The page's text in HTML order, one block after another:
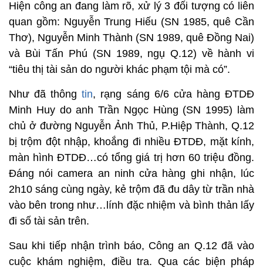
Hiện công an đang làm rõ, xử lý 3 đối tượng có liên
quan gồm: Nguyễn Trung Hiếu (SN 1985, quê Cần
Thơ), Nguyễn Minh Thành (SN 1989, quê Đồng Nai)
và Bùi Tấn Phú (SN 1989, ngụ Q.12) về hành vi
“tiêu thị tài sản do người khác phạm tội mà có”.
Như đã thôngtin, rạng sáng 6/6 cửa hàng ĐTDĐ
Minh Huy do anh Trần Ngọc Hùng (SN 1995) làm
chủ ở đường Nguyễn Ảnh Thủ, P.Hiệp Thành, Q.12
bị trộm đột nhập, khoắng đi nhiều ĐTDĐ, mặt kính,
màn hình ĐTDĐ…có tổng giá trị hơn 60 triệu đồng.
Đáng nói camera an ninh cửa hàng ghi nhận, lúc
2h10 sáng cùng ngày, kẻ trộm đã đu dây từ trần nhà
vào bên trong như…lính đặc nhiệm và bình thản lấy
đi số tài sản trên.
Sau khi tiếp nhận trình báo, Công an Q.12 đã vào
cuộc khám nghiệm, điều tra. Qua các biện pháp